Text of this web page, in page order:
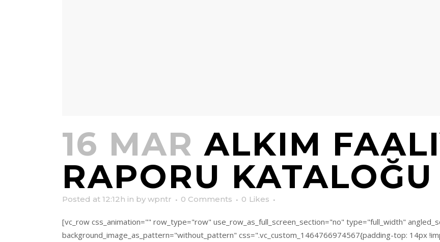
16 MAR ALKIM
RAPORU KATALOĞU
Posted at 12:12h in by wpntr 0 Comments 0 Likes
[vc_row css_animation="" row_type="row" use_row_as_full_screen_section="no" type="full_width"
background_image_as_pattern="without_pattern" css=".vc_custom_1464766974567{padding-top: 14px